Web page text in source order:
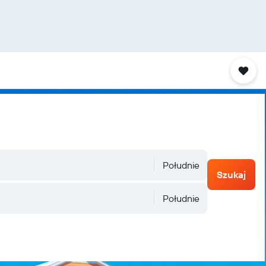
Południe
Południe
Szukaj